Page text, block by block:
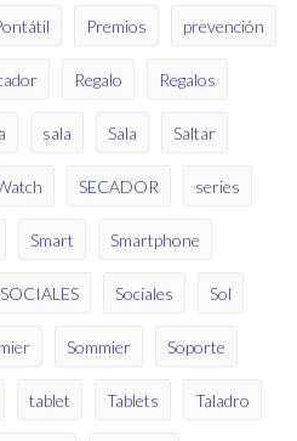
Premios prevención
Regalo Regalos
sala Sala Saltar
SECADOR series
Smart Smartphone
SOCIALES Sociales Sol
Sommier Soporte
tablet Tablets Taladro